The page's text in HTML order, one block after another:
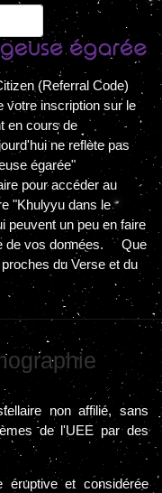
(Referral Code)
votre inscription sur le
en cours de
ne reflète pas
égarée"
pour accéder au
"Khulyyu dans le
peuvent un peu en faire
vos données. Que
du Verse et du
non affilié, sans
de l'UEE par des
et considérée